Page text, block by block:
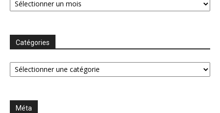
Catégories
Catégories
Méta